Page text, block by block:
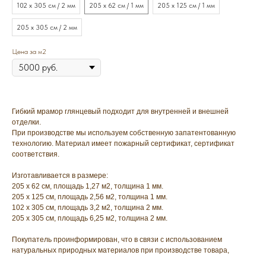
102 х 305 см / 2 мм
205 х 62 см / 1 мм 205 х 125 см / 1 мм
205 х 305 см / 2 мм
Цена за м2
Гибкий мрамор глянцевый подходит для внутренней и внешней
отделки.
При производстве мы используем собственную запатентованную
технологию. Материал имеет пожарный сертификат, сертификат
соответствия.
Изготавливается в размере:
205 х 62 см, площадь 1,27 м2, толщина 1 мм.
205 х 125 см, площадь 2,56 м2, толщина 1 мм.
102 х 305 см, площадь 3,2 м2, толщина 2 мм.
205 х 305 см, площадь 6,25 м2, толщина 2 мм.
Покупатель проинформирован, что в связи с использованием
натуральных природных материалов при производстве товара,